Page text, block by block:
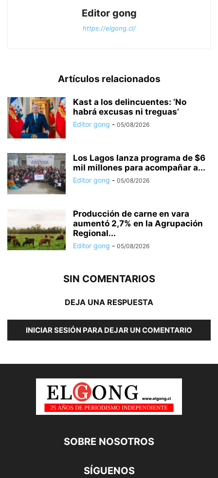
Editor gong
https://elgong.cl/
Artículos relacionados
Kast a los delincuentes: ‘No
habrá excusas ni treguas’
Editor gong - 05/08/2026
Los Lagos lanza programa de $6
mil millones para acompañar a...
Editor gong - 05/08/2026
Producción de carne en vara
aumentó 2,7% en la Agrupación
Regional...
Editor gong - 05/08/2026
SIN COMENTARIOS
DEJA UNA RESPUESTA
INICIAR SESIÓN PARA DEJAR UN COMENTARIO
SOBRE NOSOTROS
SÍGUENOS